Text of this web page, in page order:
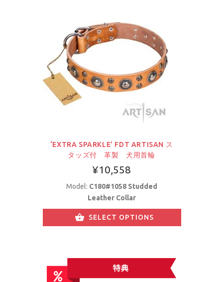
‘EXTRA SPARKLE’ FDT ARTISAN ス
タッズ付 革製 犬用首輪
¥10,558
Model: C180#1058 Studded
Leather Collar
SELECT OPTIONS